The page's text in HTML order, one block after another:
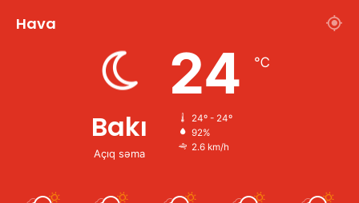
Hava
Bakı
Açıq səma
24 ℃
24º - 24º
92%
2.6 km/h